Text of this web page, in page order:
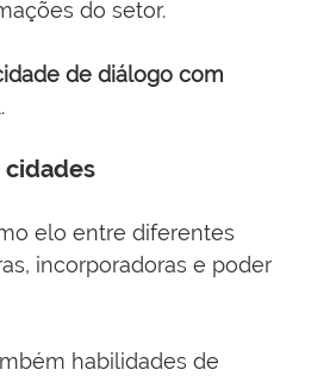
do setor.
de diálogo com
cidades
elo entre diferentes
incorporadoras e poder
habilidades de